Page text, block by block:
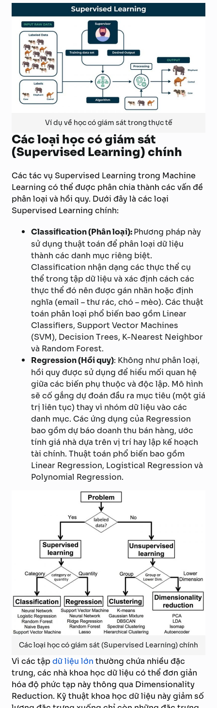
Ví dụ về học có giám sát trong thực tế
Các loại học có giám sát
(Supervised Learning) chính
Các tác vụ Supervised Learning trong Machine
Learning có thể được phân chia thành các vấn đề
phân loại và hồi quy. Dưới đây là các loại
Supervised Learning chính:
Classification (Phân loại):Phương pháp này
sử dụng thuật toán để phân loại dữ liệu
thành các danh mục riêng biệt.
Classification nhận dạng các thực thể cụ
thể trong tập dữ liệu và xác định cách các
thực thể đó nên được gán nhãn hoặc định
nghĩa (email – thư rác, chó – mèo). Các thuật
toán phân loại phổ biến bao gồm Linear
Classifiers, Support Vector Machines
(SVM), Decision Trees, K-Nearest Neighbor
và Random Forest.
Regression (Hồi quy): Không như phân loại,
hồi quy được sử dụng để hiểu mối quan hệ
giữa các biến phụ thuộc và độc lập. Mô hình
sẽ cố gắng dự đoán đầu ra mục tiêu (một giá
trị liên tục) thay vì nhóm dữ liệu vào các
danh mục. Các ứng dụng của Regression
bao gồm dự báo doanh thu bán hàng, ước
tính giá nhà dựa trên vị trí hay lập kế hoạch
tài chính. Thuật toán phổ biến bao gồm
Linear Regression, Logistical Regression và
Polynomial Regression.
Các loại học có giám sát (Supervised Learning) chính
Vì các tậpdữ liệu lớn thường chứa nhiều đặc
trưng, các nhà khoa học dữ liệu có thể đơn giản
hóa độ phức tạp này thông qua Dimensionality
Reduction. Kỹ thuật khoa học dữ liệu này giảm số